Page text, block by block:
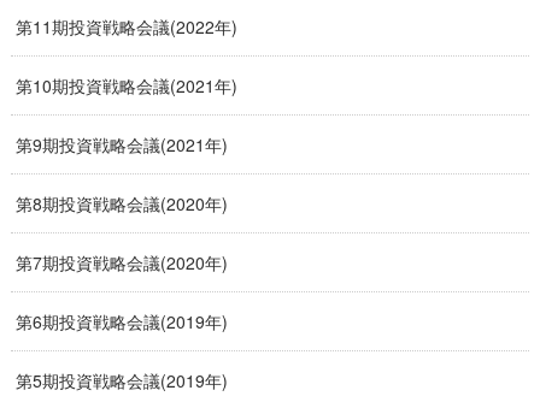
第11期投資戦略会議(2022年)
第10期投資戦略会議(2021年)
第9期投資戦略会議(2021年)
第8期投資戦略会議(2020年)
第7期投資戦略会議(2020年)
第6期投資戦略会議(2019年)
第5期投資戦略会議(2019年)